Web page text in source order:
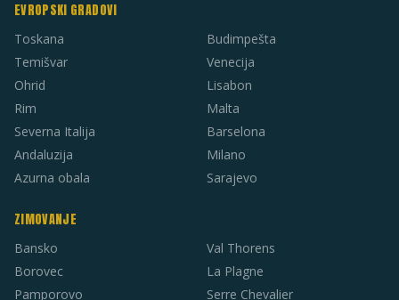
EVROPSKI GRADOVI
Toskana
Temišvar
Ohrid
Rim
Severna Italija
Andaluzija
Azurna obala
Budimpešta
Venecija
Lisabon
Malta
Barselona
Milano
Sarajevo
ZIMOVANJE
Bansko
Borovec
Pamporovo
Val Thorens
La Plagne
Serre Chevalier